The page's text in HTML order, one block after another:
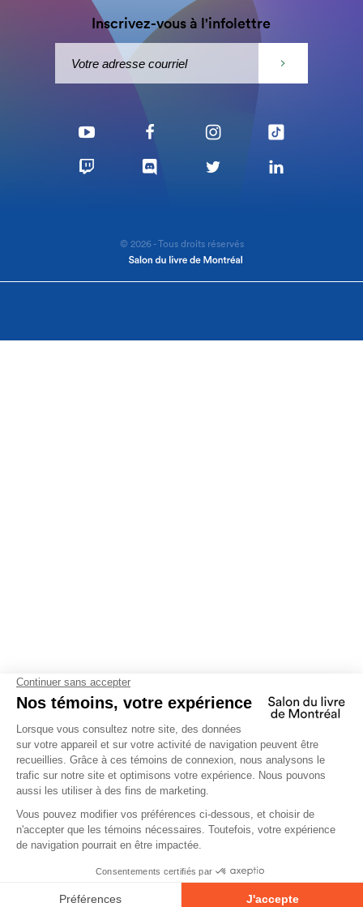
Inscrivez-vous à l'infolettre
© 2026 - Tous droits réservés